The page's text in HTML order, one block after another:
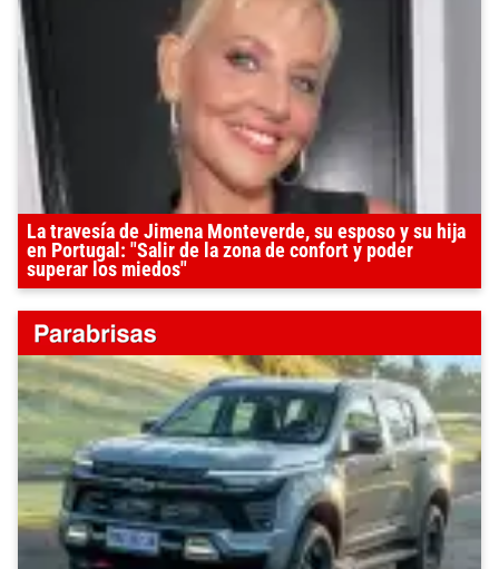
La travesía de Jimena Monteverde, su esposo y su hija
en Portugal: "Salir de la zona de confort y poder
superar los miedos"